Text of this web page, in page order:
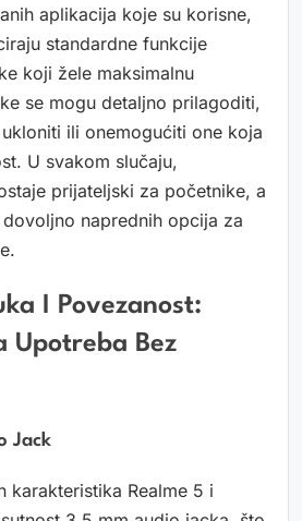
aplikacija koje su korisne,
standardne funkcije
koji žele maksimalnu
se mogu detaljno prilagoditi,
ili onemogućiti one koja
U svakom slučaju,
prijateljski za početnike, a
naprednih opcija za
I Povezanost:
Upotreba Bez
Jack
karakteristika Realme 5 i